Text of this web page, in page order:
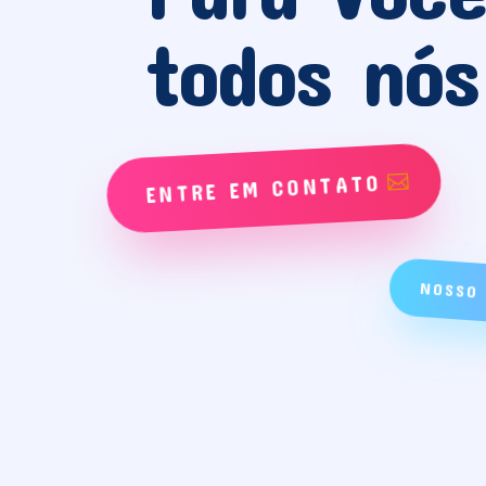
todos nós
ENTRE EM CONTATO